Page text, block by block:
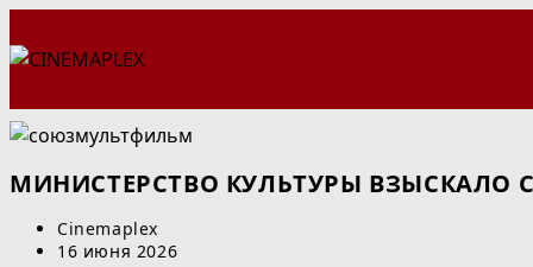
к
МИНИСТЕРСТВО КУЛЬТУРЫ
Автор
записи:
Cinemaplex
Запись
16 июня 2026